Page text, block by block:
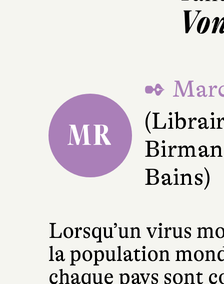
MR
✒
Bains)
Lorsqu’un virus
la population
chaque pays sont